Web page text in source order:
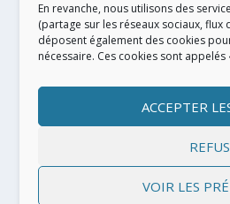
En revanche, nous utilisons des
(partage sur les réseaux sociaux, flux
déposent également des cookies
nécessaire. Ces cookies sont appelés
ACCEPTER
VOIR LES